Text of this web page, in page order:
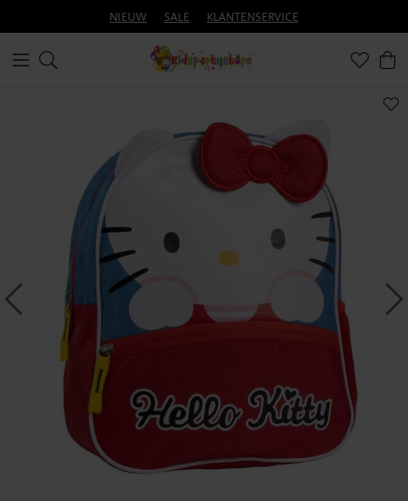
NIEUW SALE KLANTENSERVICE